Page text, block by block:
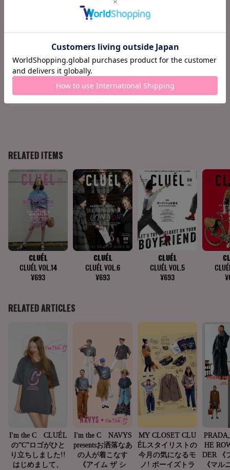
136 Terminal 07 この冬の、上品でレディなコート。
ワードローブ(冬)
140 CLUÉL JOURNAL
144 THE INTERVIEW
147 CULTURE EXPRESS